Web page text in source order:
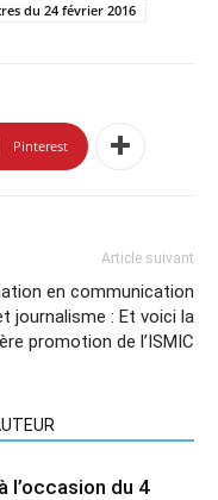
du 24 février 2016
Pinterest
Article suivant
en communication
journalisme : Et voici la
promotion de l’ISMIC
l’occasion du 4